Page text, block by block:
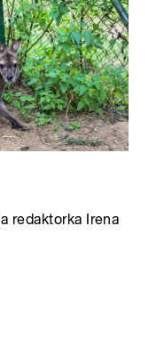
redaktorka Irena